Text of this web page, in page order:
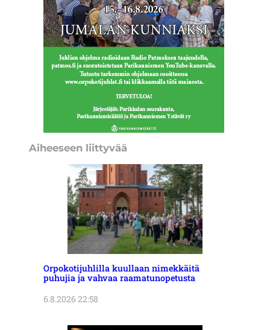
Aiheeseen liittyvää
Orpokotijuhlilla kuullaan nimekkäitä
puhujia ja vahvaa raamatunopetusta
6.8.2026 22:58